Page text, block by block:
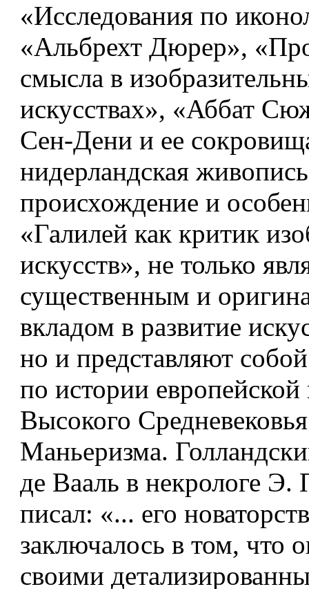
«Исследования по
«Альбрехт Дюрер»,
смысла в
искусствах», «Аббат
Сен-Дени и ее
нидерландская
происхождение и
«Галилей как критик
искусств», не только
существенным и
вкладом в развитие
но и представляют
по истории европейской
Высокого
Маньеризма.
де Вааль в некрологе
писал: «... его
заключалось в том, что
своими